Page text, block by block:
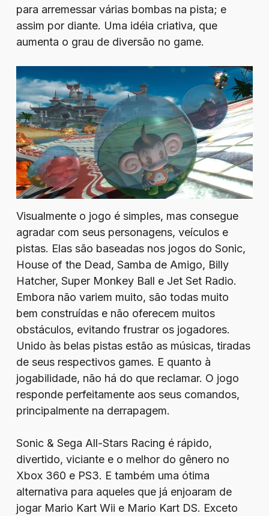
para arremessar várias bombas na pista; e
assim por diante. Uma idéia criativa, que
aumenta o grau de diversão no game.
Visualmente o jogo é simples, mas consegue
agradar com seus personagens, veículos e
pistas. Elas são baseadas nos jogos do Sonic,
House of the Dead, Samba de Amigo, Billy
Hatcher, Super Monkey Ball e Jet Set Radio.
Embora não variem muito, são todas muito
bem construídas e não oferecem muitos
obstáculos, evitando frustrar os jogadores.
Unido às belas pistas estão as músicas, tiradas
de seus respectivos games. E quanto à
jogabilidade, não há do que reclamar. O jogo
responde perfeitamente aos seus comandos,
principalmente na derrapagem.
Sonic & Sega All-Stars Racing é rápido,
divertido, viciante e o melhor do gênero no
Xbox 360 e PS3. E também uma ótima
alternativa para aqueles que já enjoaram de
jogar Mario Kart Wii e Mario Kart DS. Exceto